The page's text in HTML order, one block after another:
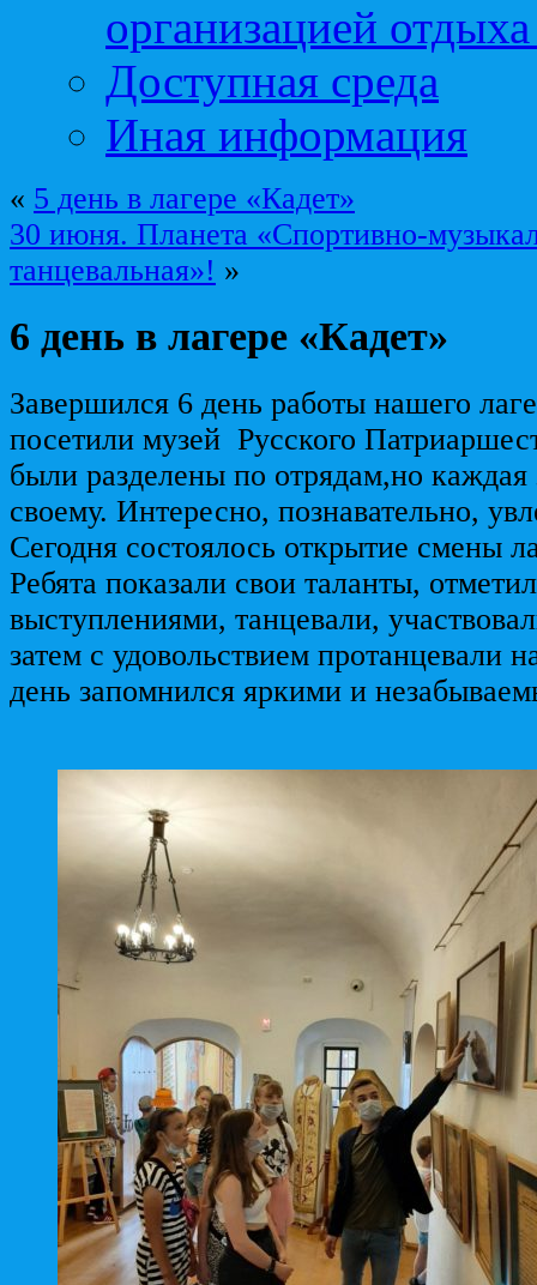
организацией
Доступная среда
Иная информация
« 5 день в лагере «Кадет»
30 июня. Планета «Спортивно-
танцевальная»! »
6 день в лагере «Кадет»
Завершился 6 день работы нашего
посетили музей Русского
были разделены по отрядам,но
своему. Интересно, познавательно,
Сегодня состоялось открытие смены
Ребята показали свои таланты,
выступлениями, танцевали,
затем с удовольствием протанцевали
день запомнился яркими и